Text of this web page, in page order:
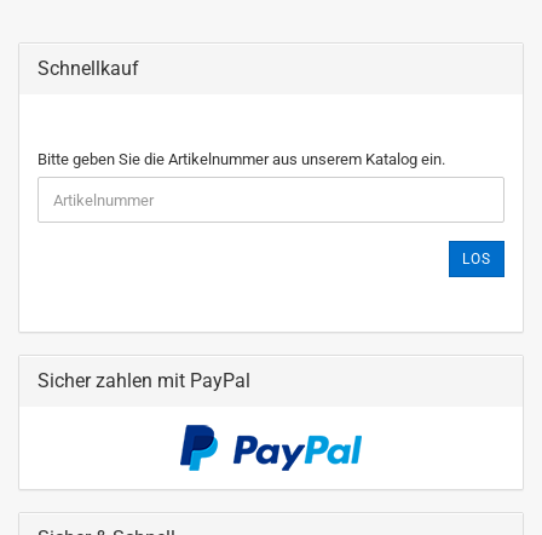
Schnellkauf
Bitte geben Sie die Artikelnummer aus unserem Katalog ein.
LOS
Sicher zahlen mit PayPal